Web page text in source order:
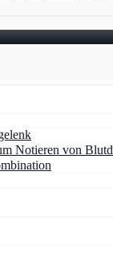
Notieren von